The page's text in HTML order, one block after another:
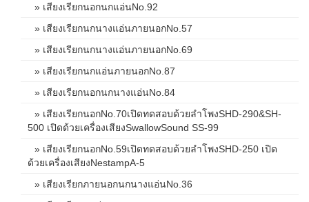
» เสียงเรียกนอกนกแอ่นNo.92
» เสียงเรียกนกนางแอ่นภายนอกNo.57
» เสียงเรียกนกนางแอ่นภายนอกNo.69
» เสียงเรียกนกแอ่นภายนอกNo.87
» เสียงเรียกนอกนกนางแอ่นNo.84
» เสียงเรียกนอกNo.70เปิดทดสอบด้วยลำโพงSHD-290&SH-
500 เปิดด้วยเครื่องเสียงSwallowSound SS-99
» เสียงเรียกนอกNo.59เปิดทดสอบด้วยลำโพงSHD-250 เปิด
ด้วยเครื่องเสียงNestampA-5
» เสียงเรียกภายนอกนกนางแอ่นNo.36